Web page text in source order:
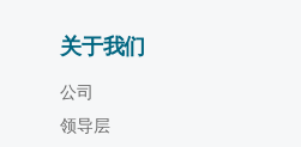
关于我们
公司
领导层